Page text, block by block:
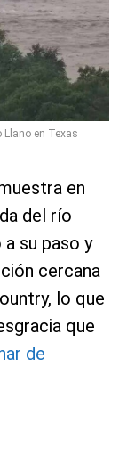
en Texas
en
del río
su paso y
cercana
lo que
que
de